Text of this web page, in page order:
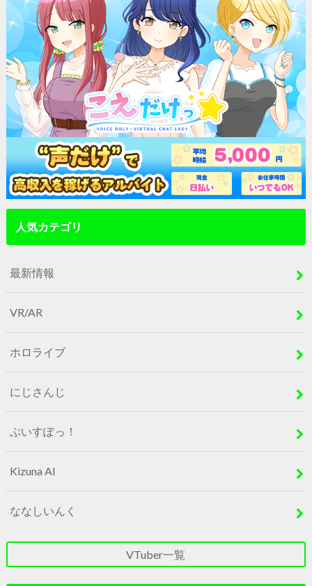
人気カテゴリ
最新情報
VR/AR
ホロライブ
にじさんじ
ぶいすぽっ！
Kizuna AI
ななしいんく
VTuber一覧